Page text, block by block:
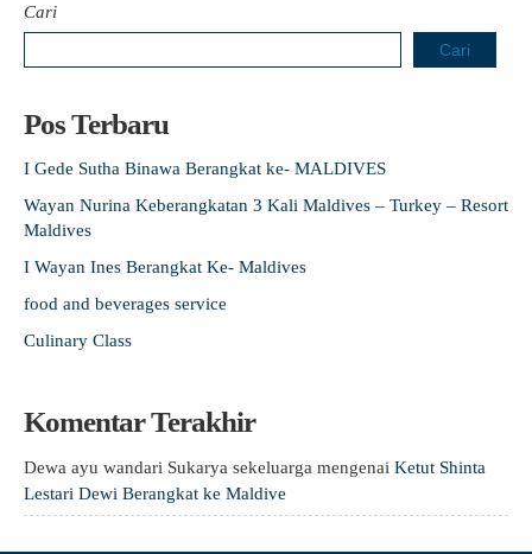
Cari
Cari
Pos Terbaru
I Gede Sutha Binawa Berangkat ke- MALDIVES
Wayan Nurina Keberangkatan 3 Kali Maldives – Turkey – Resort
Maldives
I Wayan Ines Berangkat Ke- Maldives
food and beverages service
Culinary Class
Komentar Terakhir
Dewa ayu wandari Sukarya sekeluarga mengenai Ketut Shinta
Lestari Dewi Berangkat ke Maldive